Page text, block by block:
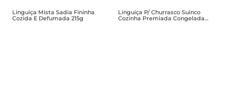
Linguiça Mista Sadia Fininha
Cozida E Defumada 215g
Linguiça P/ Churrasco Suinco
Cozinha Premiada Congelada